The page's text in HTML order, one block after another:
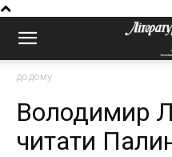
додому
Володимир
читати